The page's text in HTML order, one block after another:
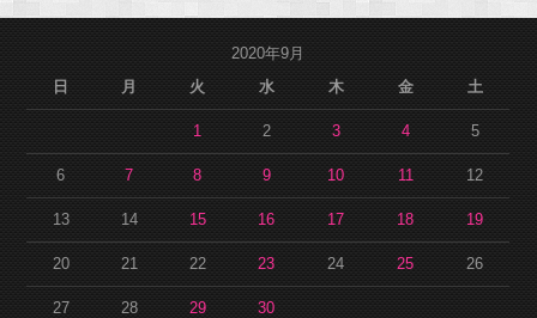
2020年9月
日
月 火 水 木 金 土
1 2 3 4 5
6 7 8 9 10 11 12
13 14 15 16 17 18 19
20 21 22 23 24 25 26
27 28 29 30